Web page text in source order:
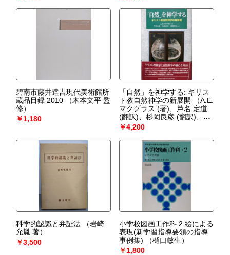
碧南市藤井達吉現代美術館所
蔵品目録 2010
（木本文平 監
修）
￥1,180
「自然」を神学する: キリス
ト教自然神学の新展開
（A.E.
マクグラス (著)、芦名 定道
(翻訳)、杉岡良彦 (翻訳)、濱
崎 雅孝 (翻訳)、Alister
E.McGrath (原名)）
￥4,200
科学的認識と弁証法
（岩崎
允胤 著）
￥3,500
小学校図画工作科 2 絵による
表現(新学習指導要領の指導
事例集)
（樋口敏生）
￥1,800